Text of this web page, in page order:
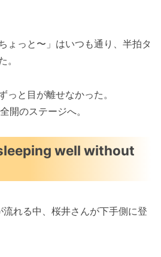
ょっと〜」はいつも通り、半拍タ
。
っと目が離せなかった。
開のステージへ。
well without
れる中、桜井さんが下手側に登